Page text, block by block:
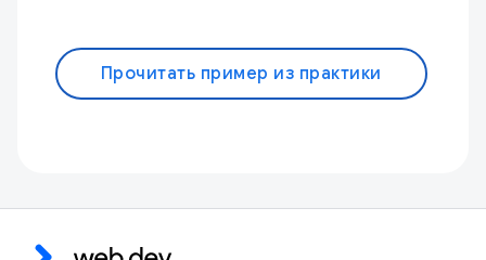
Прочитать пример из практики